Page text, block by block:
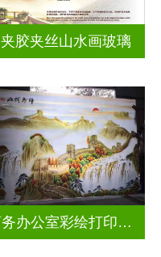
夹胶夹丝山水画玻璃
商务办公室彩绘打印玻璃